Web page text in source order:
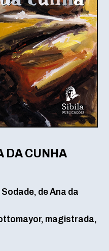
DA CUNHA
de Ana da
magistrada,